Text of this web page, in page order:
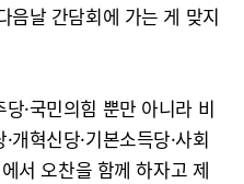
음날 간담회에 가는 게 맞지
·국민의힘 뿐만 아니라 비
개혁신당·기본소득당·사회
서 오찬을 함께 하자고 제